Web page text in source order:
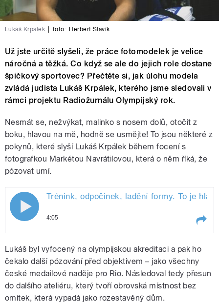
Lukáš Krpálek foto: Herbert Slavík
Už jste určitě slyšeli, že práce fotomodelek je velice
náročná a těžká. Co když se ale do jejich role dostane
špičkový sportovec? Přečtěte si, jak úlohu modela
zvládá judista Lukáš Krpálek, kterého jsme sledovali v
rámci projektu Radiožurnálu Olympijský rok.
Nesmát se, nežvýkat, malinko s nosem dolů, otočit z
boku, hlavou na mě, hodně se usmějte! To jsou některé z
pokynů, které slyší Lukáš Krpálek během focení s
fotografkou Markétou Navrátilovou, která o něm říká, že
pózovat umí.
Trénink, odpočinek, ladění formy. To je
4:05
hlavní náplň života sportovce před
olympijskými hrami. Ti nejlepší ale mají i
jiné povinnosti: rozhovory pro média,
jednání se sponzory nebo třeba focení.
Lukáš byl vyfocený na olympijskou akreditaci a pak ho
čekalo další pózování před objektivem – jako všechny
české medailové naděje pro Rio. Následoval tedy přesun
do dalšího ateliéru, který tvoří obrovská místnost bez
omítek, která vypadá jako rozestavěný dům.